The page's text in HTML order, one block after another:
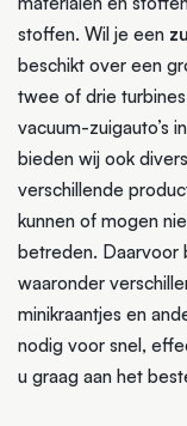
stoffen. Wil je een
beschikt over een
twee of drie
vacuum-zuigauto’s
bieden wij ook
verschillende
kunnen of mogen
betreden. Daarvoor
waaronder
minikraantjes en
nodig voor snel,
u graag aan het